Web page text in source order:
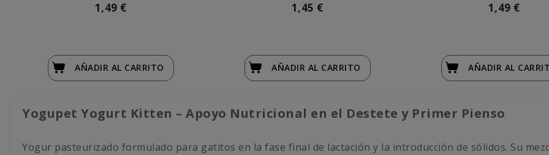
1,49 €
AÑADIR AL CARRITO
1,45 €
AÑADIR AL CARRITO
1,49 €
AÑADIR AL
Yogupet Yogurt Kitten – Apoyo Nutricional en el Destete y Primer Pienso
Yogur pasteurizado formulado para gatitos en la fase final de lactación y la introducción de sólidos. Su